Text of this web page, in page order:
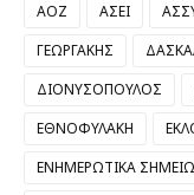
ΑΟΖ
ΑΣΕΙ
ΓΕΩΡΓΑΚΗΣ
ΔΙΟΝΥΣΟΠΟΥΛΟΣ
ΕΘΝΟΦΥΛΑΚΗ
ΕΝΗΜΕΡΩΤΙΚΑ